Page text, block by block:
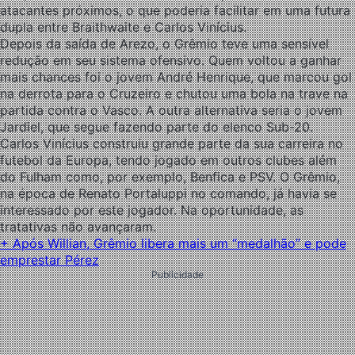
atacantes próximos, o que poderia facilitar em uma futura
dupla entre Braithwaite e Carlos Vinícius.
Depois da saída de Arezo, o Grêmio teve uma sensível
redução em seu sistema ofensivo. Quem voltou a ganhar
mais chances foi o jovem André Henrique, que marcou gol
na derrota para o Cruzeiro e chutou uma bola na trave na
partida contra o Vasco. A outra alternativa seria o jovem
Jardiel, que segue fazendo parte do elenco Sub-20.
Carlos Vinícius construiu grande parte da sua carreira no
futebol da Europa, tendo jogado em outros clubes além
do Fulham como, por exemplo, Benfica e PSV. O Grêmio,
na época de Renato Portaluppi no comando, já havia se
interessado por este jogador. Na oportunidade, as
tratativas não avançaram.
+ Após Willian, Grêmio libera mais um “medalhão” e pode
emprestar Pérez
Publicidade